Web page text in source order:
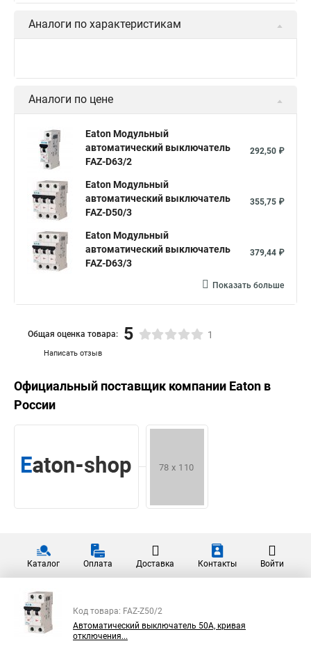
Аналоги по характеристикам
Аналоги по цене
Eaton Модульный
автоматический выключатель
FAZ-D63/2
292,50 ₽
Eaton Модульный
автоматический выключатель
FAZ-D50/3
355,75 ₽
Eaton Модульный
автоматический выключатель
FAZ-D63/3
379,44 ₽
Показать больше
Написать отзыв
Общая оценка товара: 5 1
Официальный поставщик компании Eaton в
России
Каталог Оплата Доставка Контакты Войти
Код товара: FAZ-Z50/2
Автоматический выключатель 50А, кривая
отключения...